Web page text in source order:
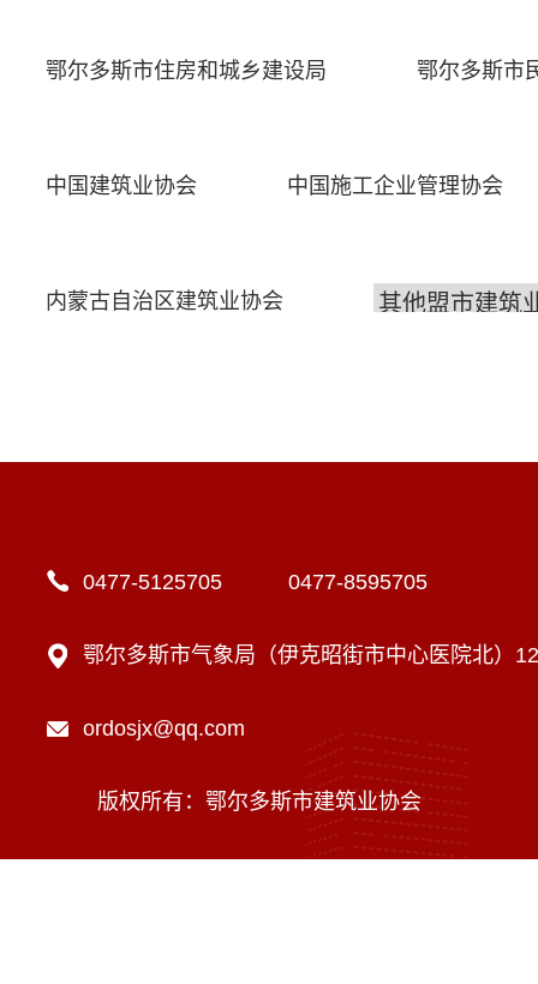
鄂尔多斯市住房和城乡建设局 鄂尔多斯市
中国建筑业协会 中国施工企业管理协会
内蒙古自治区建筑业协会
0477-5125705 0477-8595705
鄂尔多斯市气象局（伊克昭街市中心医院北）
ordosjx@qq.com
版权所有：鄂尔多斯市建筑业协会